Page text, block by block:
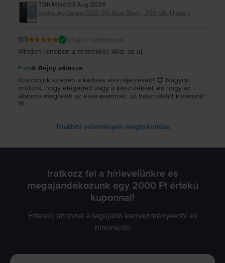
Tóth Máté,03 Aug 2026
Samsung Galaxy S25 5G, Blue Black, 256 GB, Újszerű
5/5 Vásárlói vélemények
Minden rendben a termékkel. Akár az új.
A Rejoy válasza
Köszönjük szépen a kedves visszajelzésed! 😊 Nagyon
örülünk, hogy elégedett vagy a készülékkel, és hogy az
állapota megfelelt az elvárásaidnak. Jó használatot kívánunk!
💚
További vélemények megtekintése
Iratkozz fel a hírlevelünkre és
megajándékozunk egy 2000 Ft értékű
kuponnal!
Értesülj azonnal a legújabb kedvezményekről és
híreinkről!